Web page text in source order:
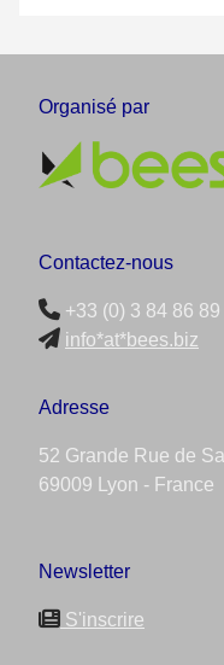
Organisé par
Contactez-nous
+33 (0) 3 84 86 89
info*at*bees.biz
Adresse
52 Grande Rue de
69009 Lyon - France
Newsletter
S'inscrire